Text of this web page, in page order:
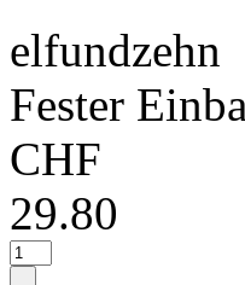
elfundzehn
Fester
CHF
29.80